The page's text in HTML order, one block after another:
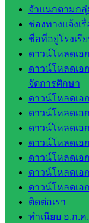
จำแนกตามกลุ่
ช่องทางแจ้งเ
ชื่อที่อยู่โรงเรี
ดาวน์โหลดเ
ดาวน์โหลดเอ
จัดการศึกษา
ดาวน์โหลดเอ
ดาวน์โหลดเอ
ดาวน์โหลดเ
ดาวน์โหลดเ
ดาวน์โหลดเอ
ดาวน์โหลดเอ
ดาวน์โหลดเอ
ติดต่อเรา
ทำเนียบ อ.ก.
เว็บไซต์
หลักสูตร
ต้าน
ทุจริต
ห้อง
นิเทศ
ศน.นิพนธ์
พรมพิไล
ห้อง
นิเทศ
ศน.ชยา
ธิศ/
ศน.อัญชลี
ห้อง